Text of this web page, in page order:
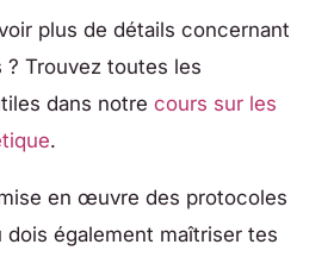
plus de détails concernant
? Trouvez toutes les
dans notre cours sur les
.
en œuvre des protocoles
également maîtriser tes